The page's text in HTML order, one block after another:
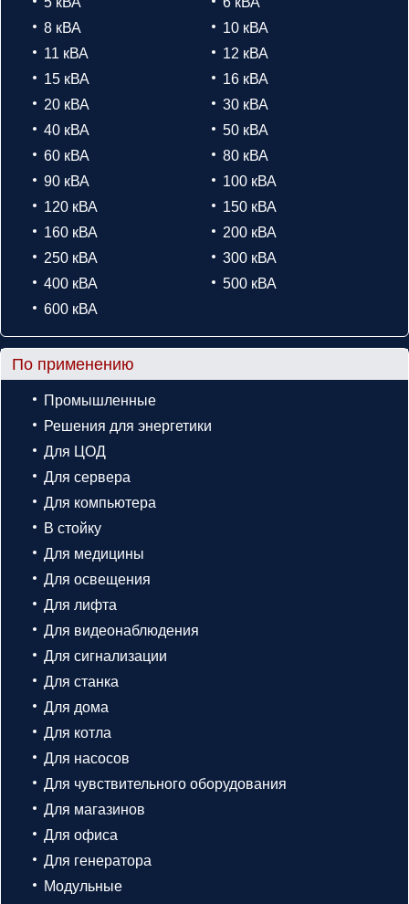
8 кВА
10 кВА
11 кВА
12 кВА
15 кВА
16 кВА
20 кВА
30 кВА
40 кВА
50 кВА
60 кВА
80 кВА
90 кВА
100 кВА
120 кВА
150 кВА
160 кВА
200 кВА
250 кВА
300 кВА
400 кВА
500 кВА
600 кВА
По применению
Промышленные
Решения для энергетики
Для ЦОД
Для сервера
Для компьютера
В стойку
Для медицины
Для освещения
Для лифта
Для видеонаблюдения
Для сигнализации
Для станка
Для дома
Для котла
Для насосов
Для чувствительного оборудования
Для магазинов
Для офиса
Для генератора
Модульные